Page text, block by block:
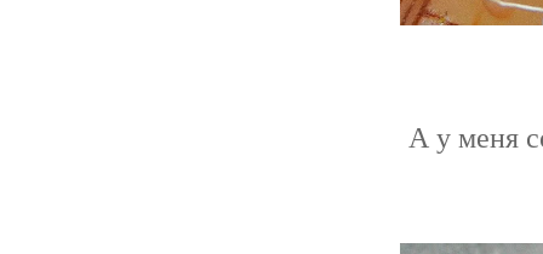
А у меня